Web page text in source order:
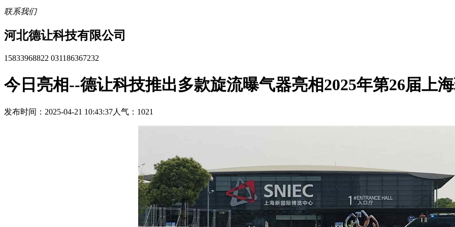
联系我们
河北德让科技有限公司
15833968822 031186367232
今日亮相--德让科技推出多款旋流曝气器亮相2025年第26届上
发布时间：2025-04-21 10:43:37人气：1021